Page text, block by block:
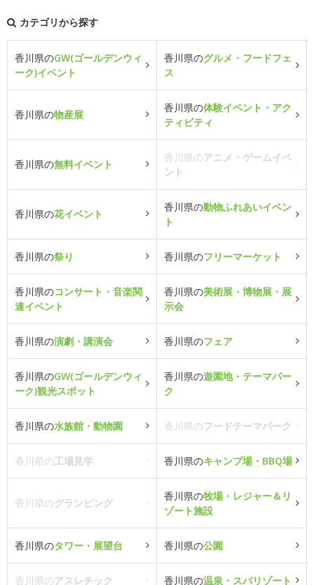
カテゴリから探す
香川県のGW(ゴールデンウィ
ーク)イベント
香川県のグルメ・フードフェ
ス
香川県の物産展
香川県の体験イベント・アク
ティビティ
香川県の無料イベント
香川県のアニメ・ゲームイベ
ント
香川県の花イベント
香川県の動物ふれあいイベン
ト
香川県の祭り 香川県のフリーマーケット
香川県のコンサート・音楽関
連イベント
香川県の美術展・博物展・展
示会
香川県の演劇・講演会 香川県のフェア
香川県のGW(ゴールデンウィ
ーク)観光スポット
香川県の遊園地・テーマパー
ク
香川県の水族館・動物園 香川県のフードテーマパーク
香川県の工場見学 香川県のキャンプ場・BBQ場
香川県のグランピング
香川県の牧場・レジャー＆リ
ゾート施設
香川県のタワー・展望台 香川県の公園
香川県のアスレチック 香川県の温泉・スパリゾート